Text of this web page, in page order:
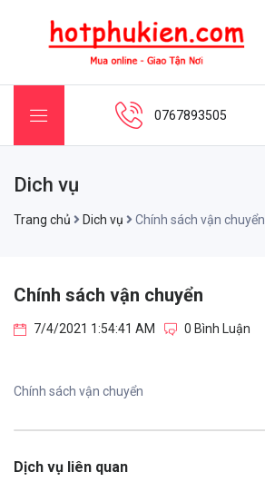
0767893505
Dich vụ
Trang chủ Dich vụ Chính sách vận chuyển
Chính sách vận chuyển
7/4/2021 1:54:41 AM 0 Bình Luận
Chính sách vận chuyển
Dịch vụ liên quan